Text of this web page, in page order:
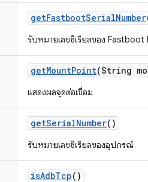
getFastbootSerialNumber
รับหมายเลขซีเรียลของ Fastboot
getMountPoint(String
แสดงผลจุดต่อเชื่อม
getSerialNumber()
รับหมายเลขซีเรียลของอุปกรณ์
isAdbTcp()